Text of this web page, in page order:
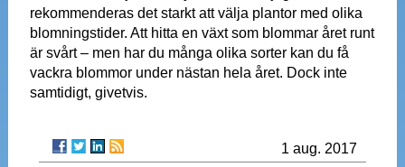
rekommenderas det starkt att välja plantor med olika
blomningstider. Att hitta en växt som blommar året runt
är svårt – men har du många olika sorter kan du få
vackra blommor under nästan hela året. Dock inte
samtidigt, givetvis.
1 aug. 2017